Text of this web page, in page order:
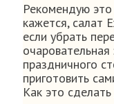
Рекомендую
кажется, салат
если убрать
праздничного
приготовить
Как это сделать